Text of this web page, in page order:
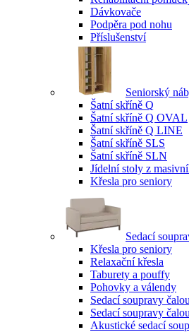
Dávkovače
Podpěra pod nohu
Příslušenství
Seniorský
Šatní skříně Q
Šatní skříně Q OVAL
Šatní skříně Q LINE
Šatní skříně SLS
Šatní skříně SLN
Jídelní stoly z
Křesla pro seniory
Sedací
Křesla pro seniory
Relaxační křesla
Taburety a pouffy
Pohovky a válendy
Sedací soupravy
Sedací soupravy
Akustické sedací